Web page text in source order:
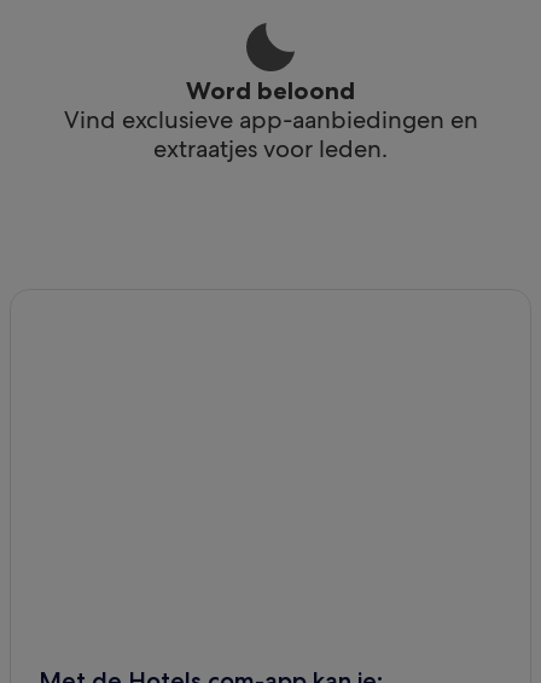
Word beloond
Vind exclusieve app-aanbiedingen en
extraatjes voor leden.